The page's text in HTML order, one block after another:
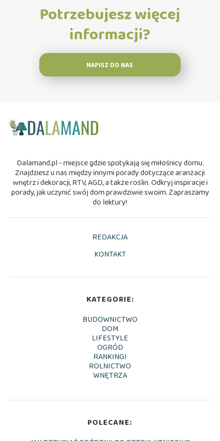
Potrzebujesz więcej
informacji?
NAPISZ DO NAS
Dalamand.pl - miejsce gdzie spotykają się miłośnicy domu.
Znajdziesz u nas między innymi porady dotyczące aranżacji
wnętrz i dekoracji, RTV, AGD, a także roślin. Odkryj inspiracje i
porady, jak uczynić swój dom prawdziwie swoim. Zapraszamy
do lektury!
REDAKCJA
KONTAKT
KATEGORIE:
BUDOWNICTWO
DOM
LIFESTYLE
OGRÓD
RANKINGI
ROLNICTWO
WNĘTRZA
POLECANE: